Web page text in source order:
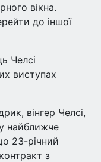
вікна.
до іншої
Челсі
виступах
вінгер Челсі,
найближче
23-річний
з